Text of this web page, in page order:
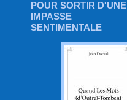
POUR SORTIR D'UNE
IMPASSE
SENTIMENTALE